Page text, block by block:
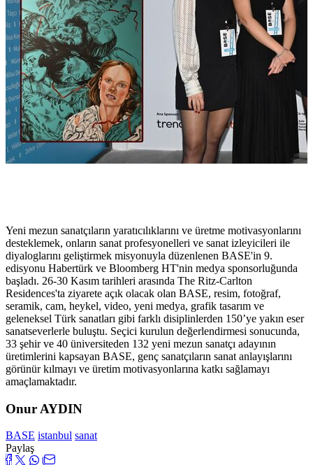
Yeni mezun sanatçıların yaratıcılıklarını ve üretme motivasyonlarını
desteklemek, onların sanat profesyonelleri ve sanat izleyicileri ile
diyaloglarını geliştirmek misyonuyla düzenlenen BASE'in 9.
edisyonu Habertürk ve Bloomberg HT'nin medya sponsorluğunda
başladı. 26-30 Kasım tarihleri arasında The Ritz-Carlton
Residences'ta ziyarete açık olacak olan BASE, resim, fotoğraf,
seramik, cam, heykel, video, yeni medya, grafik tasarım ve
geleneksel Türk sanatları gibi farklı disiplinlerden 150’ye yakın eser
sanatseverlerle buluştu. Seçici kurulun değerlendirmesi sonucunda,
33 şehir ve 40 üniversiteden 132 yeni mezun sanatçı adayının
üretimlerini kapsayan BASE, genç sanatçıların sanat anlayışlarını
görünür kılmayı ve üretim motivasyonlarına katkı sağlamayı
amaçlamaktadır.
Onur AYDIN
BASE istanbul sanat
Paylaş